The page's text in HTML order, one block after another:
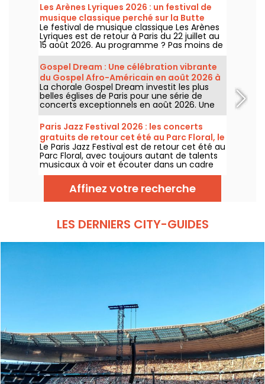
Les Arènes Lyriques 2026 : un festival de
musique classique perché sur la Butte
Montmartre
Le festival de musique classique Les Arènes
Lyriques est de retour à Paris du 22 juillet au
15 août 2026. Au programme ? Pas moins de
16 concerts donnés au sein des Arènes de
Montmartre, un cadre idyllique pour écouter
les grands classiques.
Gospel Dream : Une célébration vibrante
du Gospel Afro-Américain en août 2026 à
Paris
La chorale Gospel Dream investit les plus
belles églises de Paris pour une série de
concerts exceptionnels en août 2026. Une
expérience musicale unique qui célèbre
l'espoir, l'unité et la résilience à travers les
chants authentiques de l'Église Afro-
Américaine.
Paris Jazz Festival 2026 : les concerts
gratuits de retour cet été au Parc Floral, le
programme
Le Paris Jazz Festival est de retour cet été au
Parc Floral, avec toujours autant de talents
musicaux à voir et écouter dans un cadre
bucolique. Voici le programme des concerts
gratuits à découvrir du 24 juin au 6
septembre 2026 !
Affinez votre recherche
LES DERNIERS CITY-GUIDES